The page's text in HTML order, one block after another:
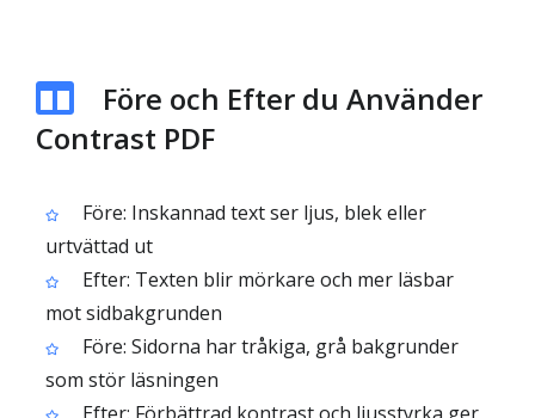
Före och Efter du Använder
Contrast PDF
Före: Inskannad text ser ljus, blek eller
urtvättad ut
Efter: Texten blir mörkare och mer läsbar
mot sidbakgrunden
Före: Sidorna har tråkiga, grå bakgrunder
som stör läsningen